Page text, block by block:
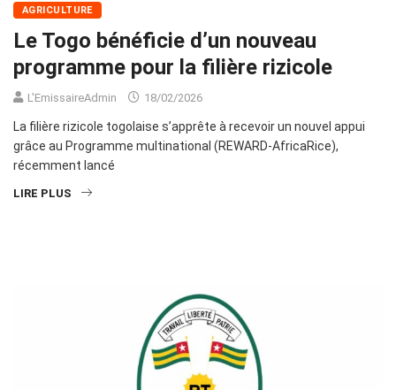
AGRICULTURE
Le Togo bénéficie d’un nouveau
programme pour la filière rizicole
L'EmissaireAdmin 18/02/2026
La filière rizicole togolaise s’apprête à recevoir un nouvel appui
grâce au Programme multinational (REWARD-AfricaRice),
récemment lancé
LIRE PLUS